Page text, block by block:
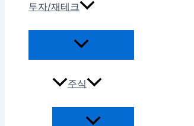
투자/재테크
주식